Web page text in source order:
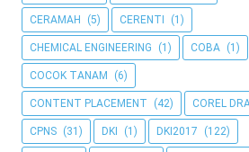
CERAMAH (5) CERENTI (1)
CHEMICAL ENGINEERING (1) COBA (1)
COCOK TANAM (6)
CONTENT PLACEMENT (42) COREL
CPNS (31) DKI (1) DKI2017 (122)